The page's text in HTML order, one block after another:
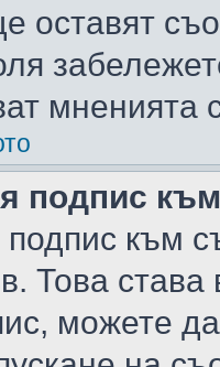
оставят
мненията
подпис
към
Това
можете